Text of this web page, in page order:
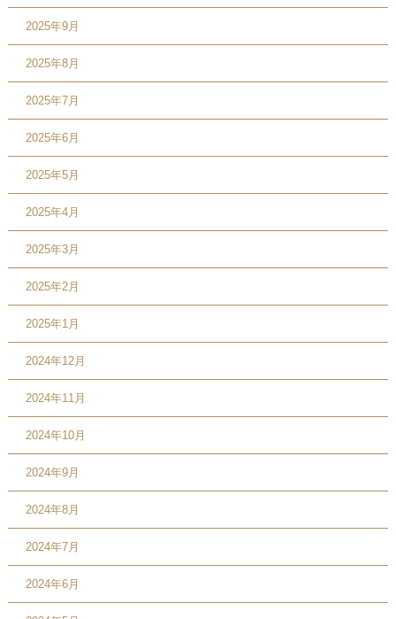
2025年9月
2025年8月
2025年7月
2025年6月
2025年5月
2025年4月
2025年3月
2025年2月
2025年1月
2024年12月
2024年11月
2024年10月
2024年9月
2024年8月
2024年7月
2024年6月